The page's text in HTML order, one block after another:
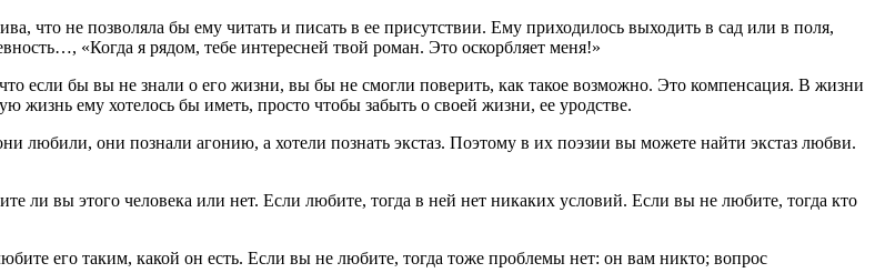
что не позволяла бы ему читать и писать в ее присутствии. Ему приходилось выходить в сад или в поля,
«Когда я рядом, тебе интересней твой роман. Это оскорбляет меня!»
если бы вы не знали о его жизни, вы бы не смогли поверить, как такое возможно. Это компенсация. В жизни
жизнь ему хотелось бы иметь, просто чтобы забыть о своей жизни, ее уродстве.
любили, они познали агонию, а хотели познать экстаз. Поэтому в их поэзии вы можете найти экстаз любви.
ли вы этого человека или нет. Если любите, тогда в ней нет никаких условий. Если вы не любите, тогда кто
его таким, какой он есть. Если вы не любите, тогда тоже проблемы нет: он вам никто; вопрос